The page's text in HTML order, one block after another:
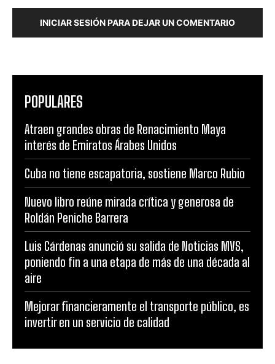
INICIAR SESIÓN PARA DEJAR UN COMENTARIO
POPULARES
Atraen grandes obras de Renacimiento Maya
interés de Emiratos Árabes Unidos
Cuba no tiene escapatoria, sostiene Marco Rubio
Nuevo libro reúne mirada crítica y generosa de
Roldán Peniche Barrera
Luis Cárdenas anunció su salida de Noticias MVS,
poniendo fin a una etapa de más de una década al
aire
Mejorar financieramente el transporte público, es
invertir en un servicio de calidad